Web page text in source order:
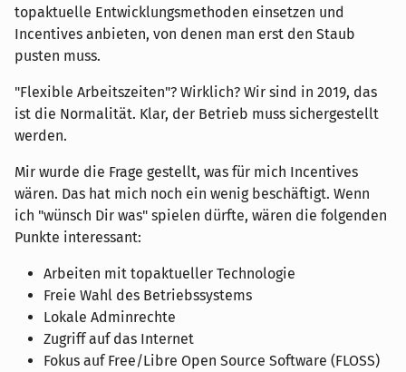
topaktuelle Entwicklungsmethoden einsetzen und
Incentives anbieten, von denen man erst den Staub
pusten muss.
"Flexible Arbeitszeiten"? Wirklich? Wir sind in 2019, das
ist die Normalität. Klar, der Betrieb muss sichergestellt
werden.
Mir wurde die Frage gestellt, was für mich Incentives
wären. Das hat mich noch ein wenig beschäftigt. Wenn
ich "wünsch Dir was" spielen dürfte, wären die folgenden
Punkte interessant:
Arbeiten mit topaktueller Technologie
Freie Wahl des Betriebssystems
Lokale Adminrechte
Zugriff auf das Internet
Fokus auf Free/Libre Open Source Software (FLOSS)